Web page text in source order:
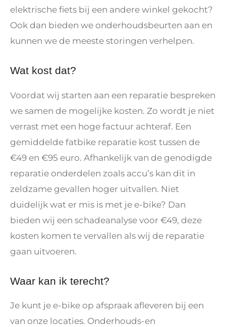
elektrische fiets bij een andere winkel gekocht?
Ook dan bieden we onderhoudsbeurten aan en
kunnen we de meeste storingen verhelpen.
Wat kost dat?
Voordat wij starten aan een reparatie bespreken
we samen de mogelijke kosten. Zo wordt je niet
verrast met een hoge factuur achteraf. Een
gemiddelde fatbike reparatie kost tussen de
€49 en €95 euro. Afhankelijk van de genodigde
reparatie onderdelen zoals accu’s kan dit in
zeldzame gevallen hoger uitvallen. Niet
duidelijk wat er mis is met je e-bike? Dan
bieden wij een schadeanalyse voor €49, deze
kosten komen te vervallen als wij de reparatie
gaan uitvoeren.
Waar kan ik terecht?
Je kunt je e-bike op afspraak afleveren bij een
van onze locaties. Onderhouds-en